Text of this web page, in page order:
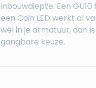
inbouwdiepte. Een
een Coin LED werkt al
wél in je armatuur, dan
gangbare keuze.